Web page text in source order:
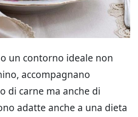
un contorno ideale non
accompagnano
di carne ma anche di
adatte anche a una dieta